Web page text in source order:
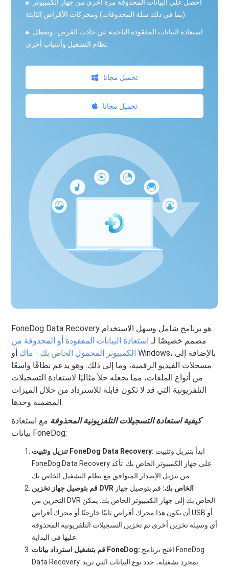
احصل على البيانات المحذوفة مرة أخرى من جهاز الكمبيوتر
استعادة البيانات المفقودة الناجمة عن حادث القرص، وتعطل
تحميل مجانا
تحميل مجانا
FoneDog Data Recovery هو برنامج شامل وسهل الاستخدام
مصمم خصيصًا لـ استعادة البيانات المفقودة أو المحذوفة من
الكمبيوتر المحمول الخاص بك - ماك أو Windows، بالإضافة إلى
مسجلات الفيديو الرقمية، وما إلى ذلك. وهو يدعم نطاقًا واسعًا
من أنواع الملفات، مما يجعله حلاً مثاليًا لاستعادة التسجيلات
التلفزيونية التي قد لا تكون قابلة للاسترداد من خلال الميزات
المضمنة وحدها.
كيفية استعادة التسجيلات التلفزيونية المحذوفة مع استعادة
بيانات FoneDog:
تنزيل وتثبيت FoneDog Data Recovery:
FoneDog Data Recovery على جهاز الكمبيوتر الخاص بك. تأكد
من تنزيل الإصدار المتوافق مع نظام التشغيل الخاص بك.
قم بتوصيل جهاز تخزين DVR الخاص بك: قم بتوصيل جهاز
التخزين من DVR الخاص بك إلى جهاز الكمبيوتر الخاص بك. يمكن
أن يكون هذا محرك أقراص ثابتًا خارجيًا أو محرك أقراص USB أو
أي وسيلة تخزين أخرى تم تخزين التسجيلات التلفزيونية المحذوفة
عليها في البداية.
قم بتشغيل استرداد بيانات FoneDog:
Data Recovery. بمجرد تشغيله، حدد نوع البيانات التي تريد